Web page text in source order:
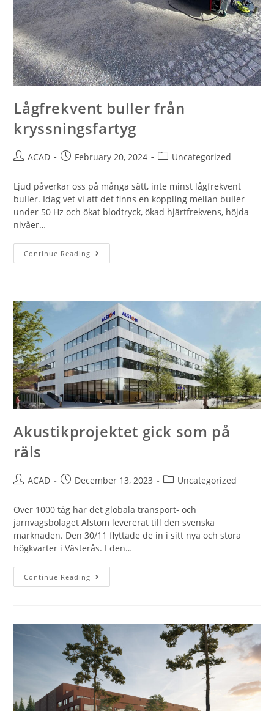
Lågfrekvent buller från
kryssningsfartyg
ACAD February 20, 2024 Uncategorized
Ljud påverkar oss på många sätt, inte minst lågfrekvent
buller. Idag vet vi att det finns en koppling mellan buller
under 50 Hz och ökat blodtryck, ökad hjärtfrekvens, höjda
nivåer…
Continue Reading
Akustikprojektet gick som på
räls
ACAD December 13, 2023 Uncategorized
Över 1000 tåg har det globala transport- och
järnvägsbolaget Alstom levererat till den svenska
marknaden. Den 30/11 flyttade de in i sitt nya och stora
högkvarter i Västerås. I den…
Continue Reading